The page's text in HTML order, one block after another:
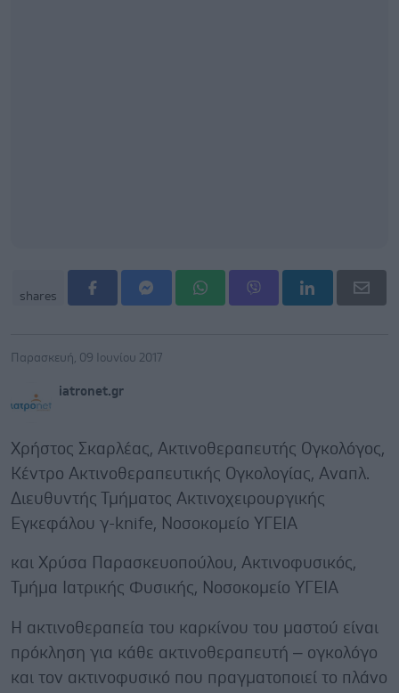
shares
Παρασκευή, 09 Ιουνίου 2017
iatronet.gr
Χρήστος Σκαρλέας, Ακτινοθεραπευτής Ογκολόγος,
Κέντρο Ακτινοθεραπευτικής Ογκολογίας, Αναπλ.
Διευθυντής Τμήματος Ακτινοχειρουργικής
Εγκεφάλου γ-knife, Νοσοκομείο ΥΓΕΙΑ
και Χρύσα Παρασκευοπούλου, Ακτινοφυσικός,
Τμήμα Ιατρικής Φυσικής, Νοσοκομείο ΥΓΕΙΑ
Η ακτινοθεραπεία του καρκίνου του μαστού είναι
πρόκληση για κάθε ακτινοθεραπευτή – ογκολόγο
και τον ακτινοφυσικό που πραγματοποιεί το πλάνο